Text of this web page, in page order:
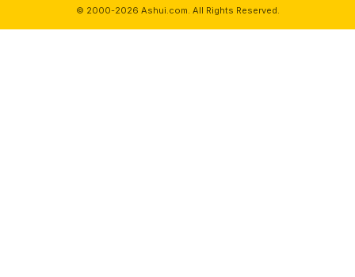
© 2000-2026 Ashui.com. All Rights Reserved.